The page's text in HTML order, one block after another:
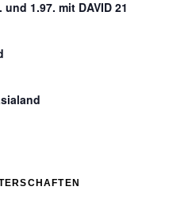
1.97. mit DAVID 21